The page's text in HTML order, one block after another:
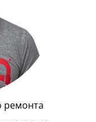
ремонта